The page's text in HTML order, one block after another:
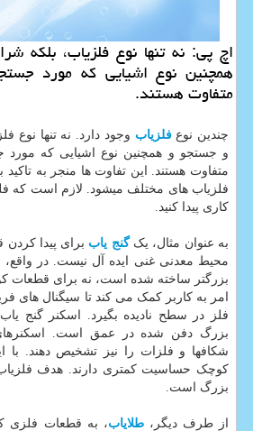
اچ پی: نه تنها نوع فلزیاب، بلكه
همچنین نوع اشیایی كه مورد
متفاوت هستند.
چندین نوعفلزیاب وجود دارد. نه تنها نوع
و جستجو و همچنین نوع اشیایی که مورد
متفاوت هستند. این تفاوت ها منجر به
فلزیاب های مختلف میشود. لازم است که
کاری پیدا کنید.
به عنوان مثال، یکگنج یاب برای پیدا
محیط معدنی غنی ایده آل نیست. در واقع،
بزرگتر ساخته شده است، نه برای قطعات
امر به کاربر کمک می کند تا سیگنال های
فلز در سطح نادیده بگیرد. اسکنر گنج
بزرگ دفن شده در عمق است. اسکنرهای
شکافها و فلزات را نیز تشخیص دهند. با
کوچک حساسیت کمتری دارند. هدف
بزرگ است.
از طرف دیگر،طلایاب، به قطعات